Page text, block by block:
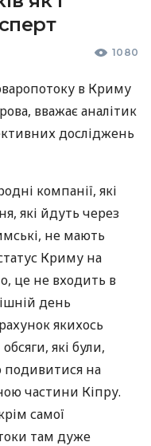
1080
в Криму
вважає аналітик
досліджень
компанії, які
які йдуть через
не мають
Криму на
це не входить в
день
якихось
які були,
на
частини Кіпру.
самої
там дуже